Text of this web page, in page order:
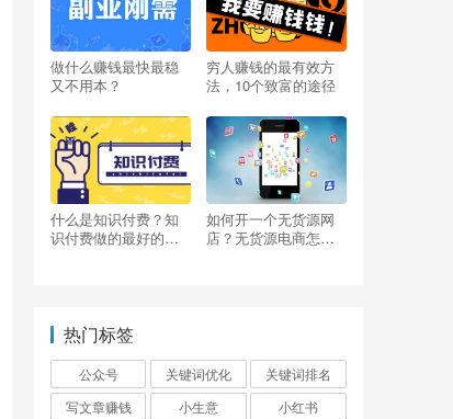
做什么赚钱最快最稳
又不用本？
穷人赚钱的最有效方
法，10个致富的途径
什么是知识付费？知
识付费做的最好的平
如何开一个无货源网
店？无货源电商怎么
热门标签
公众号 关键词优化
关键词排名
写文章赚钱
小生意
小红书